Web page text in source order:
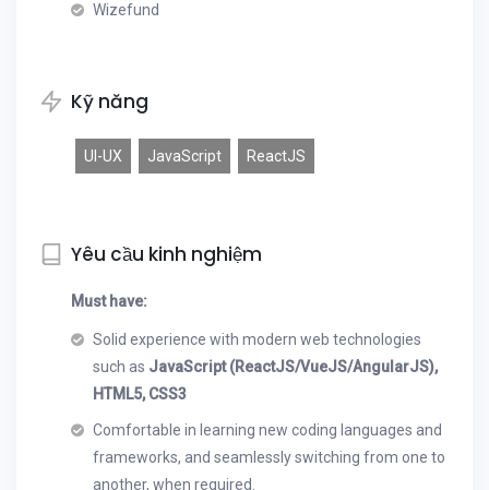
Wizefund
Kỹ năng
UI-UX JavaScript ReactJS
Yêu cầu kinh nghiệm
Must have:
Solid experience with modern web technologies
such as JavaScript (ReactJS/VueJS/AngularJS),
HTML5, CSS3
Comfortable in learning new coding languages and
frameworks, and seamlessly switching from one to
another, when required.